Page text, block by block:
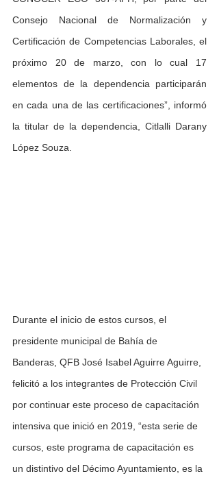
Consejo Nacional de Normalización y
Certificación de Competencias Laborales, el
próximo 20 de marzo, con lo cual 17
elementos de la dependencia participarán
en cada una de las certificaciones”, informó
la titular de la dependencia, Citlalli Darany
López Souza.
Durante el inicio de estos cursos, el
presidente municipal de Bahía de
Banderas, QFB José Isabel Aguirre Aguirre,
felicitó a los integrantes de Protección Civil
por continuar este proceso de capacitación
intensiva que inició en 2019, “esta serie de
cursos, este programa de capacitación es
un distintivo del Décimo Ayuntamiento, es la